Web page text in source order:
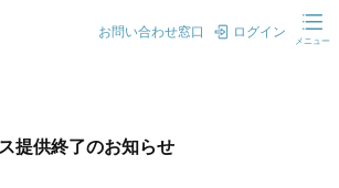
お問い合わせ窓口 ログイン
メニュー
提供終了のお知らせ